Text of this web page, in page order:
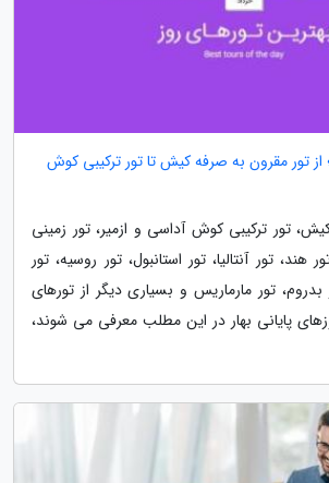
از تور مقرون به صرفه کیش تا تور ترکیبی کوش
تور ترکیبی کوش آداسی و ازمیر، تور زمینی
هند، تور آنتالیا، تور استانبول، تور روسیه، تور
بدروم، تور مارماریس و بسیاری دیگر از تورهای
پایانی بهار در این مطلب معرفی می شوند،